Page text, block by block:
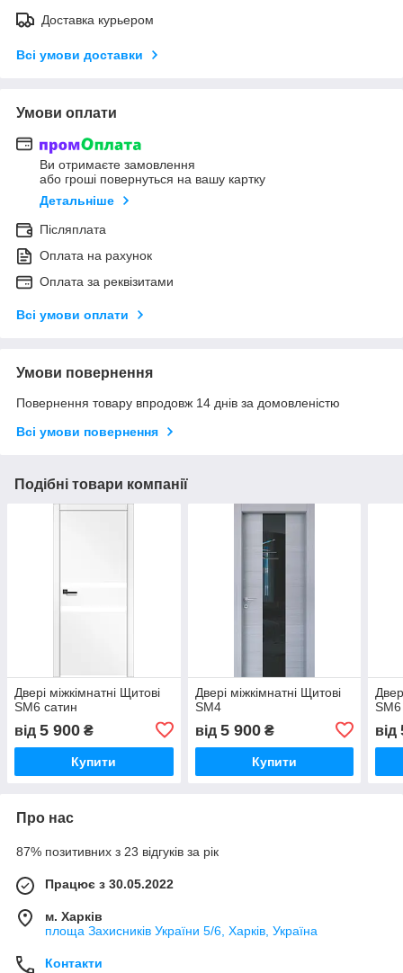
Доставка курьером
Всі умови доставки
Умови оплати
Ви отримаєте замовлення
або гроші повернуться на вашу картку
Детальніше
Післяплата
Оплата на рахунок
Оплата за реквізитами
Всі умови оплати
Умови повернення
Повернення товару впродовж 14 днів за домовленістю
Всі умови повернення
Подібні товари компанії
Двері міжкімнатні Щитові
SM6 сатин
від 5 900 ₴
Купити
Двері міжкімнатні Щитові
SM4
від 5 900₴
Купити
SM6
від
Про нас
87% позитивних з 23 відгуків за рік
Працює з 30.05.2022
м. Харків
площа Захисників України 5/6, Харків, Україна
Контакти